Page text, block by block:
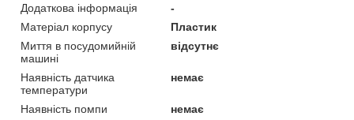
Додаткова інформація
-
Матеріал корпусу
Пластик
Миття в посудомийній
машині
відсутнє
Наявність датчика
температури
немає
Наявність помпи
немає